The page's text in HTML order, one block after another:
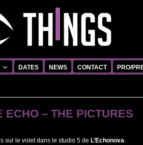
DATES NEWS CONTACT PRO/
ECHO – THE PICTURES
sur le volet dans le studio 5 de L’Echonova